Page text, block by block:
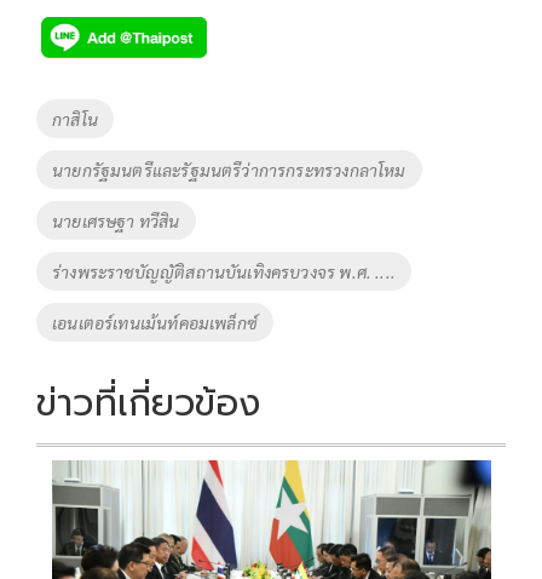
e
b
o
o
k
tt
er
p
y
n
k
Tags
กาสิโน
นายกรัฐมนตรีและรัฐมนตรีว่าการกระทรวงกลาโหม
นายเศรษฐา ทวีสิน
ร่างพระราชบัญญัติสถานบันเทิงครบวงจร พ.ศ. ....
เอนเตอร์เทนเม้นท์คอมเพล็กซ์
ข่าวที่เกี่ยวข้อง